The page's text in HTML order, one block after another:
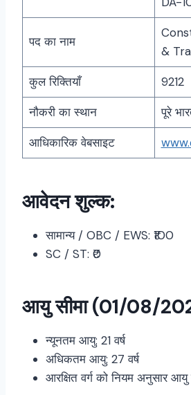
पद का नाम
&
कुल रिक्तियाँ
9212
नौकरी का स्थान
पूरे
आधिकारिक वेबसाइट
आवेदन शुल्क:
सामान्य / OBC / EWS: ₹100
SC / ST: ₹0
आयु सीमा (01/08/
न्यूनतम आयु: 21 वर्ष
अधिकतम आयु: 27 वर्ष
आरक्षित वर्ग को नियम अनुसार